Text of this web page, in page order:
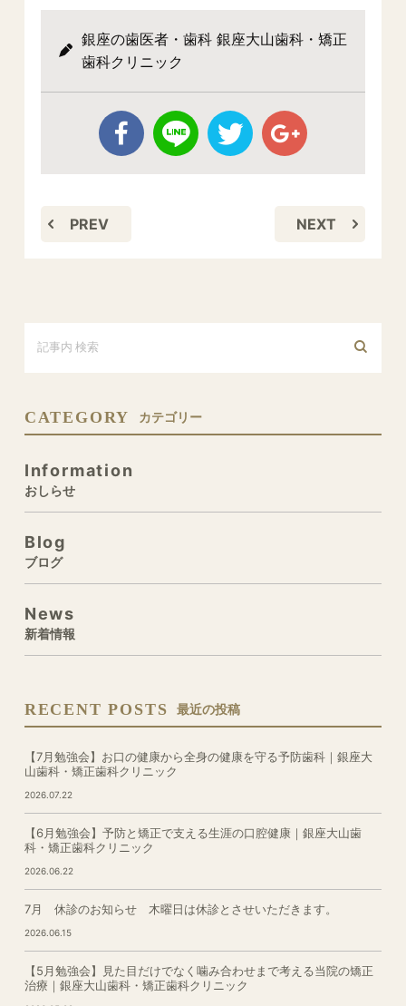
銀座の歯医者・歯科 銀座大山歯科・矯正
歯科クリニック
PREV NEXT
CATEGORY カテゴリー
Information
おしらせ
Blog
ブログ
News
新着情報
RECENT POSTS 最近の投稿
【7月勉強会】お口の健康から全身の健康を守る予防歯科｜銀座大
山歯科・矯正歯科クリニック
2026.07.22
【6月勉強会】予防と矯正で支える生涯の口腔健康｜銀座大山歯
科・矯正歯科クリニック
2026.06.22
7月 休診のお知らせ 木曜日は休診とさせいただきます。
2026.06.15
【5月勉強会】見た目だけでなく噛み合わせまで考える当院の矯正
治療｜銀座大山歯科・矯正歯科クリニック